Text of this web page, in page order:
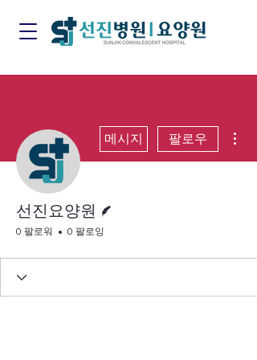
메시지 팔로우
선진요양원
0 팔로워 0 팔로잉